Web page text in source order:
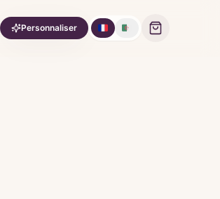
Personnaliser 🇫🇷 🇩🇿